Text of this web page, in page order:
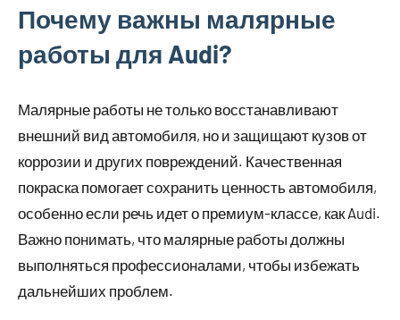
Почему важны малярные
работы для Audi?
Малярные работы не только восстанавливают
внешний вид автомобиля, но и защищают кузов от
коррозии и других повреждений. Качественная
покраска помогает сохранить ценность автомобиля,
особенно если речь идет о премиум-классе, как Audi.
Важно понимать, что малярные работы должны
выполняться профессионалами, чтобы избежать
дальнейших проблем.